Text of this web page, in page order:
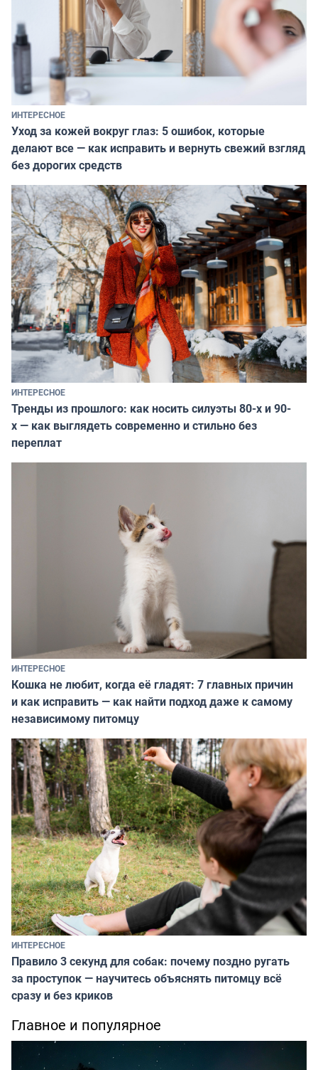
ИНТЕРЕСНОЕ
Уход за кожей вокруг глаз: 5 ошибок, которые
делают все — как исправить и вернуть свежий взгляд
без дорогих средств
ИНТЕРЕСНОЕ
Тренды из прошлого: как носить силуэты 80-х и 90-
х — как выглядеть современно и стильно без
переплат
ИНТЕРЕСНОЕ
Кошка не любит, когда её гладят: 7 главных причин
и как исправить — как найти подход даже к самому
независимому питомцу
ИНТЕРЕСНОЕ
Правило 3 секунд для собак: почему поздно ругать
за проступок — научитесь объяснять питомцу всё
сразу и без криков
Главное и популярное